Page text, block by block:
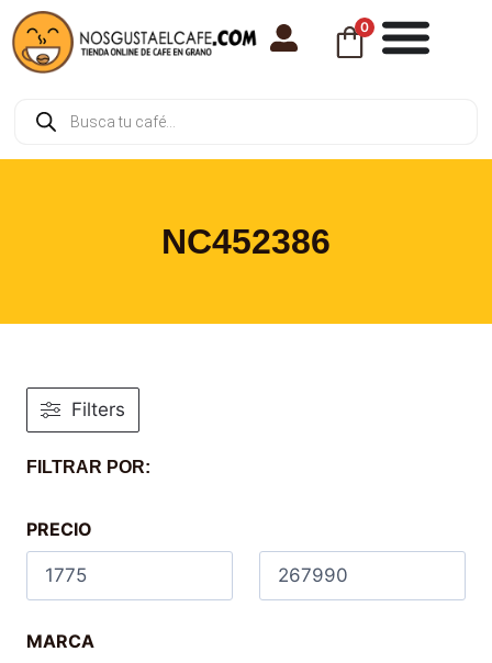
0
NC452386
Filters
FILTRAR POR:
PRECIO
MARCA